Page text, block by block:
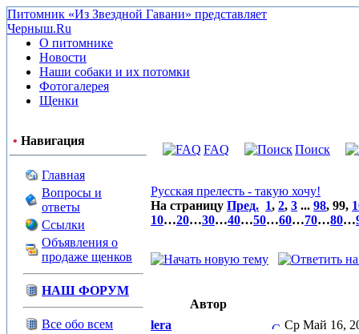
Питомник «Из Звездной Гавани» представляет
Черныш.Ru
О питомнике
Новости
Наши собаки и их потомки
Фотогалерея
Щенки
• Навигация
Главная
Вопросы и
ответы
Ссылки
Объявления о
продаже щенков
НАШ ФОРУМ
Все обо всем
FAQ Поиск
Русская прелесть - такую хочу!
На страницу Пред. 1, 2, 3 ... 98, 99,
10…20…30…40…50…60…70…80…
Автор
lera
Ср Май 16,